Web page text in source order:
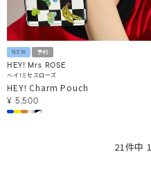
NEW 予約
HEY! Mrs ROSE
ヘイ！ミセスローズ
HEY! Charm Pouch
¥ 5,500
21 件中 1